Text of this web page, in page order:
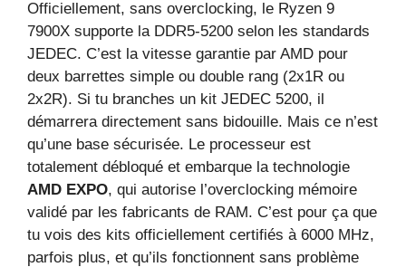
Officiellement, sans overclocking, le Ryzen 9
7900X supporte la DDR5-5200 selon les standards
JEDEC. C’est la vitesse garantie par AMD pour
deux barrettes simple ou double rang (2x1R ou
2x2R). Si tu branches un kit JEDEC 5200, il
démarrera directement sans bidouille. Mais ce n’est
qu’une base sécurisée. Le processeur est
totalement débloqué et embarque la technologie
AMD EXPO, qui autorise l’overclocking mémoire
validé par les fabricants de RAM. C’est pour ça que
tu vois des kits officiellement certifiés à 6000 MHz,
parfois plus, et qu’ils fonctionnent sans problème